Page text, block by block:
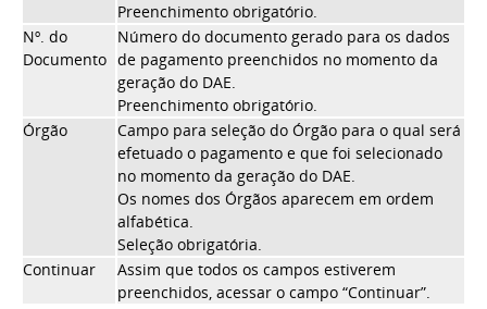
Preenchimento obrigatório.
Nº. do
Documento
Número do documento gerado para os dados
de pagamento preenchidos no momento da
geração do DAE.
Preenchimento obrigatório.
Órgão
Campo para seleção do Órgão para o qual será
efetuado o pagamento e que foi selecionado
no momento da geração do DAE.
Os nomes dos Órgãos aparecem em ordem
alfabética.
Seleção obrigatória.
Continuar
Assim que todos os campos estiverem
preenchidos, acessar o campo “Continuar”.